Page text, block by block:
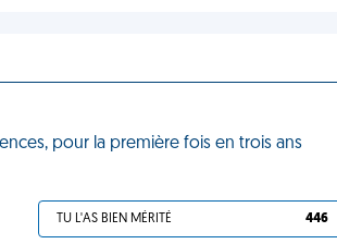
pour la première fois en trois ans
TU L'AS BIEN MÉRITÉ 446